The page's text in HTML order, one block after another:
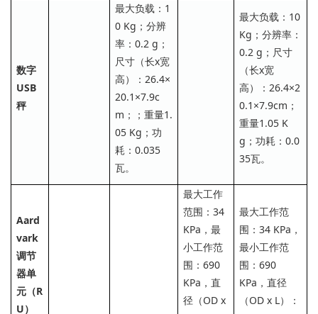
数字
USB
秤
最大负载：1
0 Kg；分辨
率：0.2 g；
尺寸（长x宽
高）：26.4×
20.1×7.9c
m；；重量1.
05 Kg；功
耗：0.035
瓦。
最大负载：10
Kg；分辨率：
0.2 g；尺寸
（长x宽
高）：26.4×2
0.1×7.9cm；
重量1.05 K
g；功耗：0.0
35瓦。
Aard
vark
调节
器单
元（R
U）
最大工作
范围：34
KPa，最
小工作范
围：690
KPa，直
径（OD x
最大工作范
围：34 KPa，
最小工作范
围：690
KPa，直径
（OD x L）：